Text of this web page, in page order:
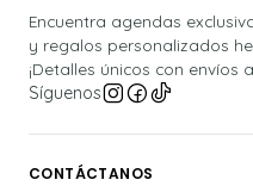
Encuentra agendas
y regalos personalizados
¡Detalles únicos con envíos
Síguenos
CONTÁCTANOS